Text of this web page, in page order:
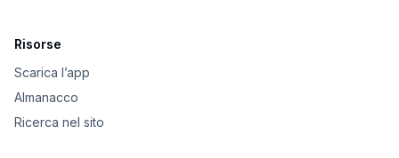
Risorse
Scarica l’app
Almanacco
Ricerca nel sito